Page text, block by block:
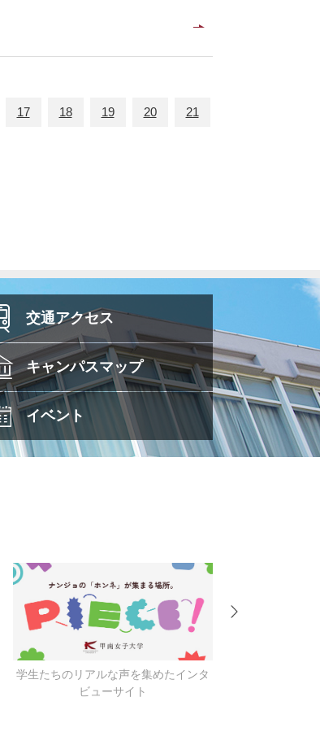
17 18 19 20 21
交通アクセス
キャンパスマップ
イベント
学生たちのリアルな声を集めたインタ
ビューサイト